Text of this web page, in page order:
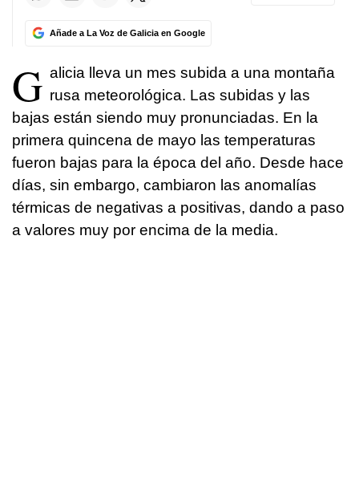
Añade a La Voz de Galicia en Google
G alicia lleva un mes subida a una montaña
rusa meteorológica. Las subidas y las
bajas están siendo muy pronunciadas. En la
primera quincena de mayo las temperaturas
fueron bajas para la época del año. Desde hace
días, sin embargo, cambiaron las anomalías
térmicas de negativas a positivas, dando a paso
a valores muy por encima de la media.